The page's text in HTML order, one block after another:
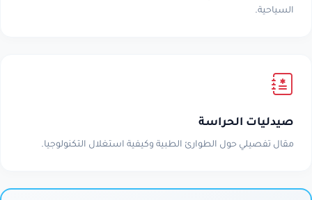
السياحية.
صيدليات الحراسة
مقال تفصيلي حول الطوارئ الطبية وكيفية استغلال التكنولوجيا.